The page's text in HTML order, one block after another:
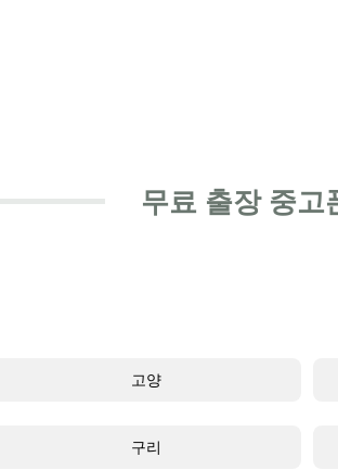
무료 출장 중고
고양
구리